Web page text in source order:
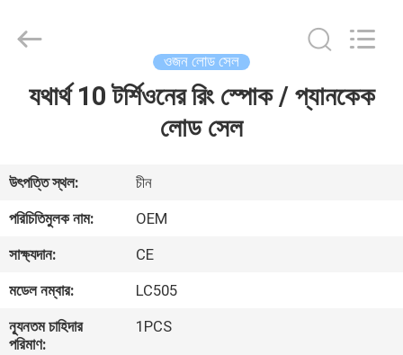
বাড়ি
ভিডিও
আমাদের
সম্বন্ধে
Co.,Limited.
ওজন লোড সেল
যথার্থ 10 টর্শিওনের রিং স্পোক / প্যানকেক
লোড সেল
উৎপত্তি স্থল:
চীন
পরিচিতিমুলক নাম:
OEM
সাক্ষ্যদান:
CE
মডেল নম্বার:
LC505
ন্যূনতম চাহিদার
পরিমাণ:
1PCS